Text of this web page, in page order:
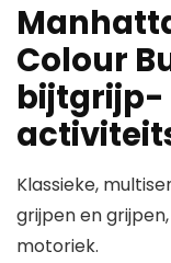
Colour
bijtgrijp-
Klassieke,
grijpen en
motoriek.